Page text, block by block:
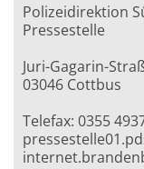
Polizeidirektion
Pressestelle
Juri-Gagarin-
03046 Cottbus
Telefax: 0355